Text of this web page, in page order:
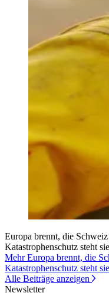
Europa brennt, die
Katastrophenschutz steht
Mehr Europa brennt, die
Katastrophenschutz steht
Alle Beiträge anzeigen
Newsletter